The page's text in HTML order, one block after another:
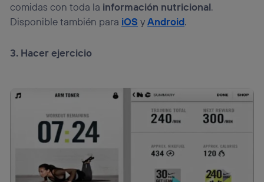
comidas con toda la información nutricional.
Disponible también para iOS yAndroid.
3. Hacer ejercicio